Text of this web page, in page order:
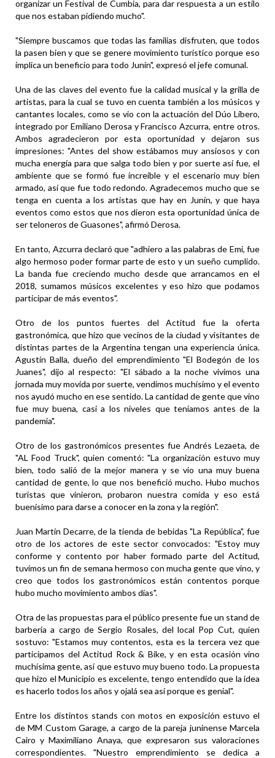
organizar un Festival de Cumbia, para dar respuesta a un estilo
que nos estaban pidiendo mucho".
"Siempre buscamos que todas las familias disfruten, que todos
la pasen bien y que se genere movimiento turístico porque eso
implica un beneficio para todo Junín", expresó el jefe comunal.
Una de las claves del evento fue la calidad musical y la grilla de
artistas, para la cual se tuvo en cuenta también a los músicos y
cantantes locales, como se vio con la actuación del Dúo Líbero,
integrado por Emiliano Derosa y Francisco Azcurra, entre otros.
Ambos agradecieron por esta oportunidad y dejaron sus
impresiones: "Antes del show estábamos muy ansiosos y con
mucha energía para que salga todo bien y por suerte así fue, el
ambiente que se formó fue increíble y el escenario muy bien
armado, así que fue todo redondo. Agradecemos mucho que se
tenga en cuenta a los artistas que hay en Junín, y que haya
eventos como estos que nos dieron esta oportunidad única de
ser teloneros de Guasones", afirmó Derosa.
En tanto, Azcurra declaró que "adhiero a las palabras de Emi, fue
algo hermoso poder formar parte de esto y un sueño cumplido.
La banda fue creciendo mucho desde que arrancamos en el
2018, sumamos músicos excelentes y eso hizo que podamos
participar de más eventos".
Otro de los puntos fuertes del Actitud fue la oferta
gastronómica, que hizo que vecinos de la ciudad y visitantes de
distintas partes de la Argentina tengan una experiencia única.
Agustín Balla, dueño del emprendimiento "El Bodegón de los
Juanes", dijo al respecto: "El sábado a la noche vivimos una
jornada muy movida por suerte, vendimos muchísimo y el evento
nos ayudó mucho en ese sentido. La cantidad de gente que vino
fue muy buena, casi a los niveles que teníamos antes de la
pandemia".
Otro de los gastronómicos presentes fue Andrés Lezaeta, de
"AL Food Truck", quien comentó: "La organización estuvo muy
bien, todo salió de la mejor manera y se vio una muy buena
cantidad de gente, lo que nos benefició mucho. Hubo muchos
turistas que vinieron, probaron nuestra comida y eso está
buenísimo para darse a conocer en la zona y la región".
Juan Martín Decarre, de la tienda de bebidas "La República", fue
otro de los actores de este sector convocados: "Estoy muy
conforme y contento por haber formado parte del Actitud,
tuvimos un fin de semana hermoso con mucha gente que vino, y
creo que todos los gastronómicos están contentos porque
hubo mucho movimiento ambos días".
Otra de las propuestas para el público presente fue un stand de
barbería a cargo de Sergio Rosales, del local Pop Cut, quien
sostuvo: "Estamos muy contentos, esta es la tercera vez que
participamos del Actitud Rock & Bike, y en esta ocasión vino
muchísima gente, así que estuvo muy bueno todo. La propuesta
que hizo el Municipio es excelente, tengo entendido que la idea
es hacerlo todos los años y ojalá sea así porque es genial".
Entre los distintos stands con motos en exposición estuvo el
de MM Custom Garage, a cargo de la pareja juninense Marcela
Cairo y Maximiliano Anaya, que expresaron sus valoraciones
correspondientes. "Nuestro emprendimiento se dedica a